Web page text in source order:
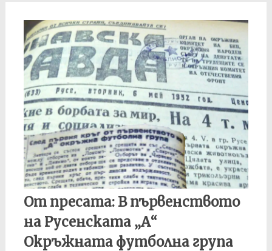
От пресата: В първенството
на Русенската „А“
Окръжната футболна група